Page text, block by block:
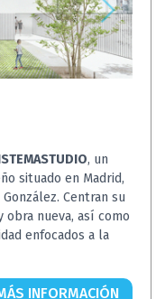
, un
situado en Madrid,
Centran su
nueva, así como
enfocados a la
INFORMACIÓN